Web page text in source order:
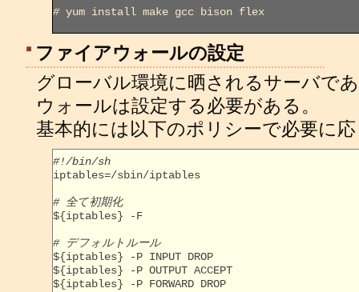
# yum install make gcc bison flex
ファイアウォールの設定
グローバル環境に晒されるサーバで
ウォールは設定する必要がある。
基本的には以下のポリシーで必要に
#!/bin/sh
iptables=/sbin/iptables
# 全て初期化
${iptables} -F
# デフォルトルール
${iptables} -P INPUT DROP
${iptables} -P OUTPUT ACCEPT
${iptables} -P FORWARD DROP